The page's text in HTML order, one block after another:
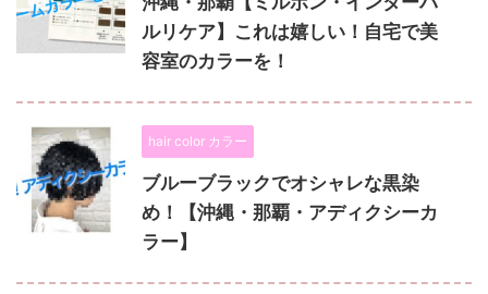
ルリケア】これは嬉しい！自宅で美
容室のカラーを！
hair color カラー
ブルーブラックでオシャレな黒染
め！【沖縄・那覇・アディクシーカ
ラー】